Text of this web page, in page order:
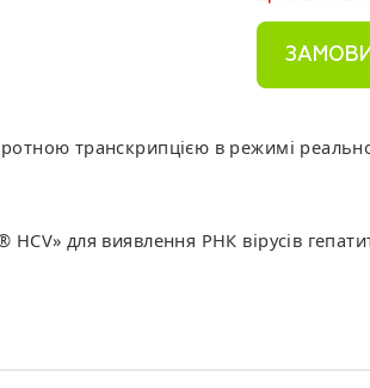
транскрипцією в режимі
HCV» для виявлення РНК вірусів